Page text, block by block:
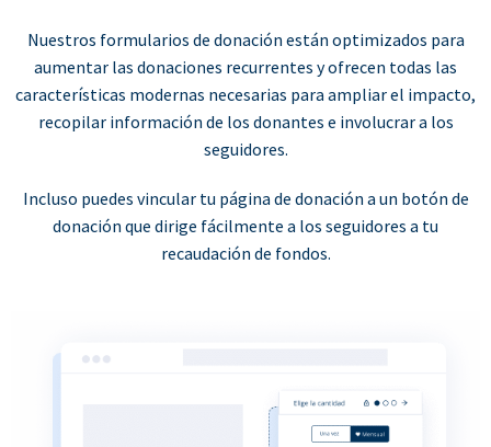
Nuestros formularios de donación están optimizados para
aumentar las donaciones recurrentes y ofrecen todas las
características modernas necesarias para ampliar el impacto,
recopilar información de los donantes e involucrar a los
seguidores.
Incluso puedes vincular tu página de donación a un botón de
donación que dirige fácilmente a los seguidores a tu
recaudación de fondos.